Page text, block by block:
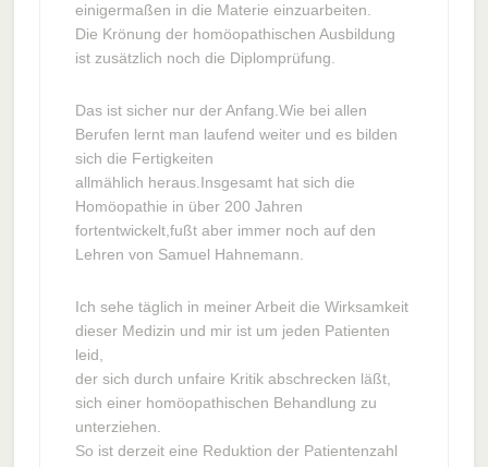
einigermaßen in die Materie einzuarbeiten.
Die Krönung der homöopathischen Ausbildung
ist zusätzlich noch die Diplomprüfung.
Das ist sicher nur der Anfang.Wie bei allen
Berufen lernt man laufend weiter und es bilden
sich die Fertigkeiten
allmählich heraus.Insgesamt hat sich die
Homöopathie in über 200 Jahren
fortentwickelt,fußt aber immer noch auf den
Lehren von Samuel Hahnemann.
Ich sehe täglich in meiner Arbeit die Wirksamkeit
dieser Medizin und mir ist um jeden Patienten
leid,
der sich durch unfaire Kritik abschrecken läßt,
sich einer homöopathischen Behandlung zu
unterziehen.
So ist derzeit eine Reduktion der Patientenzahl